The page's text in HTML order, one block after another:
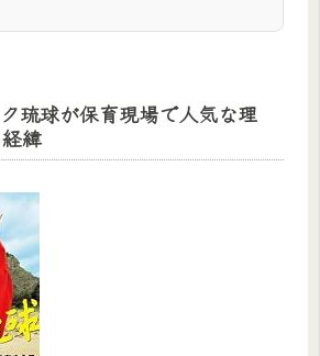
琉球が保育現場で人気な理
緯